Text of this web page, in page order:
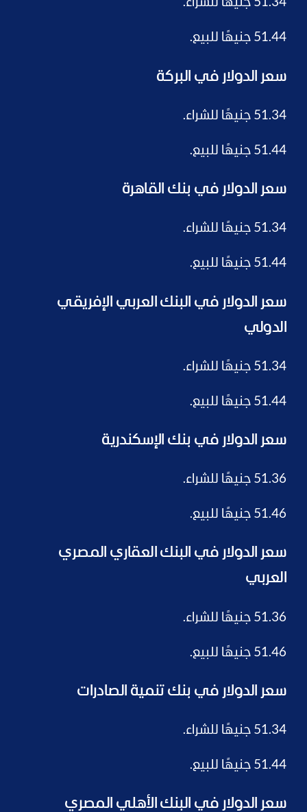
51.34 جنيهًا للشراء.
51.44 جنيهًا للبيع.
سعر الدولار في البركة
51.34 جنيهًا للشراء.
51.44 جنيهًا للبيع.
سعر الدولار في بنك القاهرة
51.34 جنيهًا للشراء.
51.44 جنيهًا للبيع.
سعر الدولار في البنك العربي الإفريقي
الدولي
51.34 جنيهًا للشراء.
51.44 جنيهًا للبيع.
سعر الدولار في بنك الإسكندرية
51.36 جنيهًا للشراء.
51.46 جنيهًا للبيع.
سعر الدولار في البنك العقاري المصري
العربي
51.36 جنيهًا للشراء.
51.46 جنيهًا للبيع.
سعر الدولار في بنك تنمية الصادرات
51.34 جنيهًا للشراء.
51.44 جنيهًا للبيع.
سعر الدولار في البنك الأهلي المصري